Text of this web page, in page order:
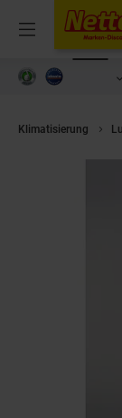
Menü
Klimatisierung